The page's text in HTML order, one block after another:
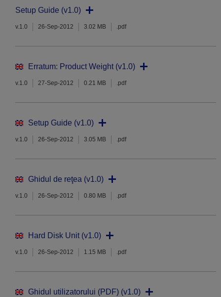
Setup Guide (v1.0)
v.1.0 26-Sep-2012 3.02 MB .pdf
Erratum: Product Weight (v1.0)
v.1.0 27-Sep-2012 0.21 MB .pdf
Setup Guide (v1.0)
v.1.0 26-Sep-2012 3.05 MB .pdf
Ghidul de reţea (v1.0)
v.1.0 26-Sep-2012 0.80 MB .pdf
Hard Disk Unit (v1.0)
v.1.0 26-Sep-2012 1.15 MB .pdf
Ghidul utilizatorului (PDF) (v1.0)